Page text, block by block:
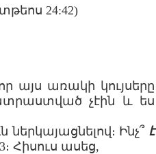
24:42)
այս առակի կույսերը
չէին և ես
Ինչ՞ է
Հիսուս ասեց,